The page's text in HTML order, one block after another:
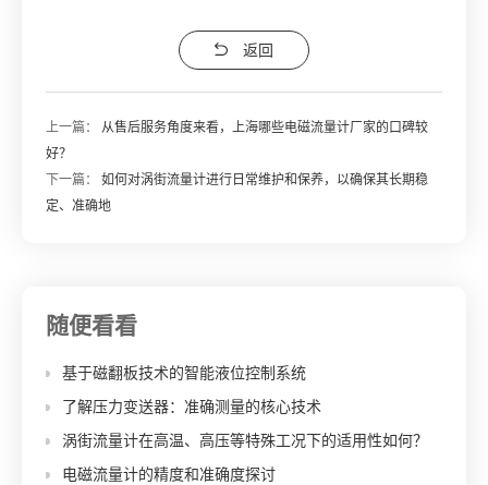
返回
上一篇：从售后服务角度来看，上海哪些电磁流量计厂家的口碑较
好？
下一篇：如何对涡街流量计进行日常维护和保养，以确保其长期稳
定、准确地
随便看看
基于磁翻板技术的智能液位控制系统
了解压力变送器：准确测量的核心技术
涡街流量计在高温、高压等特殊工况下的适用性如何？
电磁流量计的精度和准确度探讨